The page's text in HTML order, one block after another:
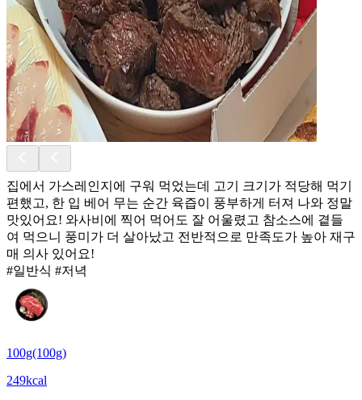
집에서 가스레인지에 구워 먹었는데 고기 크기가 적당해 먹기
편했고, 한 입 베어 무는 순간 육즙이 풍부하게 터져 나와 정말
맛있어요! 와사비에 찍어 먹어도 잘 어울렸고 참소스에 곁들
여 먹으니 풍미가 더 살아났고 전반적으로 만족도가 높아 재구
매 의사 있어요!
#일반식 #저녁
100g(100g)
249kcal